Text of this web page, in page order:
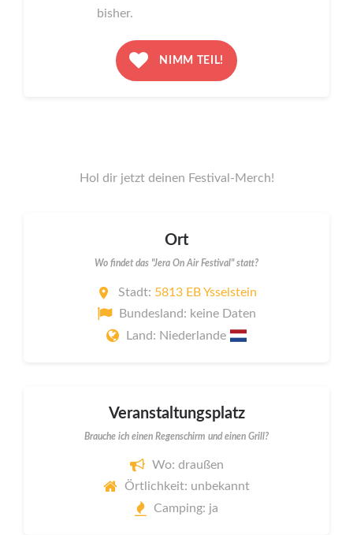
bisher.
NIMM TEIL!
Hol dir jetzt deinen Festival-Merch!
Ort
Wo findet das "Jera On Air Festival" statt?
Stadt: 5813 EB Ysselstein
Bundesland: keine Daten
Land: Niederlande
Veranstaltungsplatz
Brauche ich einen Regenschirm und einen Grill?
Wo: draußen
Örtlichkeit: unbekannt
Camping: ja